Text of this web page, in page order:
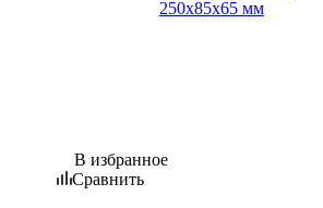
В избранное
Сравнить